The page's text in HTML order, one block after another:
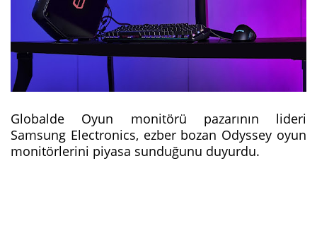
Globalde Oyun monitörü pazarının lideri
Samsung Electronics, ezber bozan Odyssey oyun
monitörlerini piyasa sunduğunu duyurdu.